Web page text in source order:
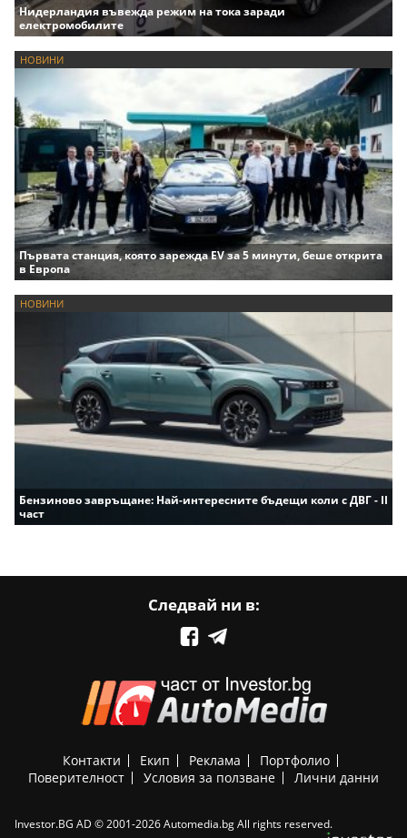
Нидерландия въвежда режим на тока заради
електромобилите
НОВИНИ
Първата станция, която зарежда EV за 5 минути, беше открита
в Европа
НОВИНИ
Бензиново завръщане: Най-интересните бъдещи коли с ДВГ - II
част
Следвай ни в:
Контакти Екип Реклама
Портфолио
Поверителност
Условия за ползване Лични данни
Investor.BG AD © 2001-2026 Automedia.bg All rights reserved.